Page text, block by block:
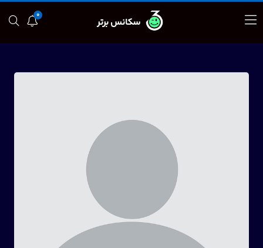
0
سکانس برتر